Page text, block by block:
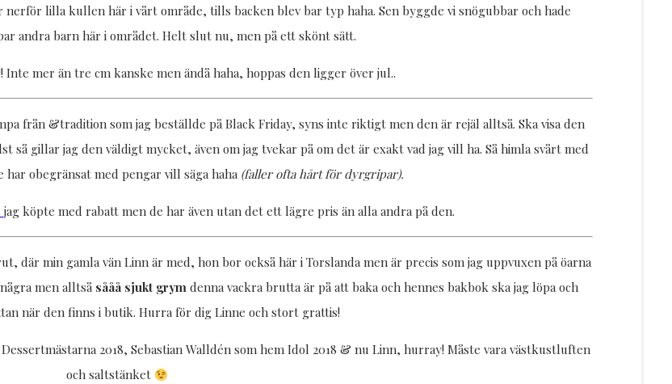
lilla kullen här i vårt område, tills backen blev bar typ haha. Sen byggde vi snögubbar och hade
andra barn här i området. Helt slut nu, men på ett skönt sätt.
Inte mer än tre cm kanske men ändå haha, hoppas den ligger över jul..
från &tradition som jag beställde på Black Friday, syns inte riktigt men den är rejäl alltså. Ska visa den
så gillar jag den väldigt mycket, även om jag tvekar på om det är exakt vad jag vill ha. Så himla svårt med
obegränsat med pengar vill säga haha (faller ofta hårt för dyrgripar).
jag köpte med rabatt men de har även utan det ett lägre pris än alla andra på den.
där min gamla vän Linn är med, hon bor också här i Torslanda men är precis som jag uppvuxen på öarna
men alltså sååå sjukt grym denna vackra brutta är på att baka och hennes bakbok ska jag löpa och
när den finns i butik. Hurra för dig Linne och stort grattis!
2018, Sebastian Walldén som hem Idol 2018 & nu Linn, hurray! Måste vara västkustluften
och saltstänket